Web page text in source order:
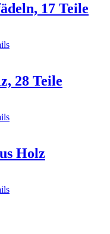
17 Teile
28 Teile
Holz